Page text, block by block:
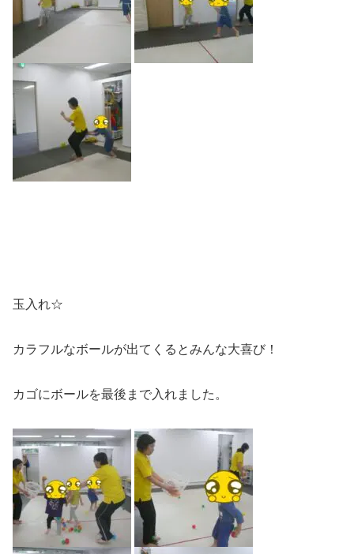
玉入れ☆
カラフルなボールが出てくるとみんな大喜び！
カゴにボールを最後まで入れました。